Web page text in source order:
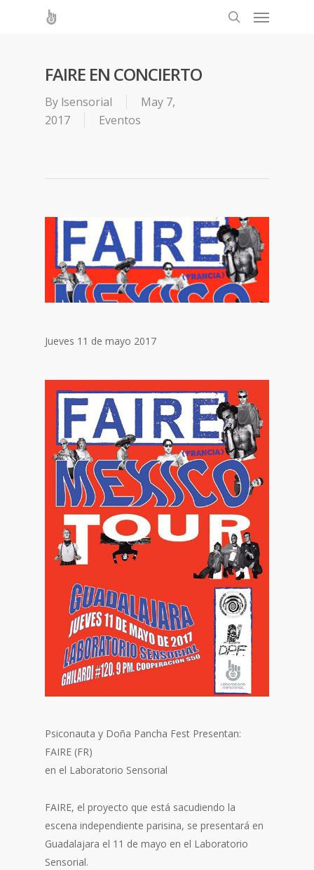
FAIRE EN CONCIERTO
By lsensorial
May 7,
2017
Eventos
Jueves 11 de mayo 2017
Psiconauta y Doña Pancha Fest Presentan:
FAIRE (FR)
en el Laboratorio Sensorial
FAIRE, el proyecto que está sacudiendo la
escena independiente parisina, se presentará en
Guadalajara el 11 de mayo en el Laboratorio
Sensorial.